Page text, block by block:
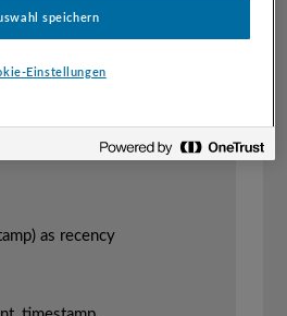
as recency
speichern
Einstellungen